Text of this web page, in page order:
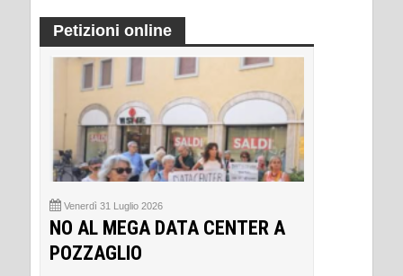
Petizioni online
Venerdì 31 Luglio 2026
NO AL MEGA DATA CENTER A
POZZAGLIO